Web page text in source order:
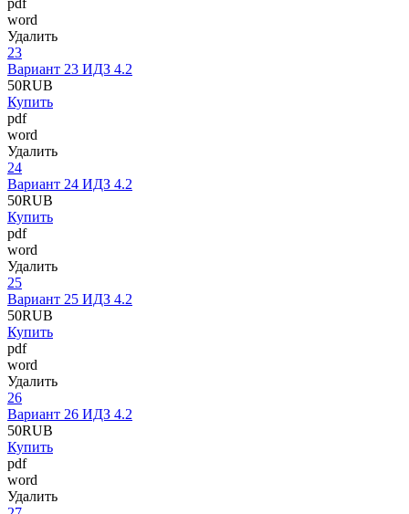
word
Удалить
23
Вариант 23 ИДЗ 4.2
50RUB
Купить
pdf
word
Удалить
24
Вариант 24 ИДЗ 4.2
50RUB
Купить
pdf
word
Удалить
25
Вариант 25 ИДЗ 4.2
50RUB
Купить
pdf
word
Удалить
26
Вариант 26 ИДЗ 4.2
50RUB
Купить
pdf
word
Удалить